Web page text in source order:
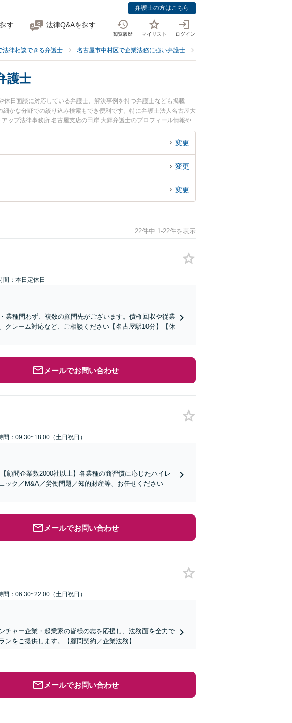
弁護士の方はこちら
す 法律Q&Aを探す
閲覧履歴 マイリスト ログイン
法律相談できる弁護士 名古屋市中村区で企業法務に強い弁護士
護士
日面談に対応している弁護士、解決事例を持つ弁護士なども掲載
かな分野での絞り込み検索もでき便利です。特に弁護士法人名古屋大
ップ法律事務所 名古屋支店の田岸 大輝弁護士のプロフィール情報や
ンスのトラブルを今すぐに弁護士に相談したい』『個人事業主・フリ
スを法律相談できる名古屋市中村区内の弁護士に相談予約したい』な
変更
変更
変更
22件中 1-22件を表示
間：本日定休日
業種問わず、複数の顧問先がございます。債権回収や従業
クレーム対応など、ご相談ください【名古屋駅10分】【休
メールでお問い合わせ
間：09:30~18:00（土日祝日）
顧問企業数2000社以上】各業種の商習慣に応じたハイレ
ック／M&A／労働問題／知的財産等、お任せください
メールでお問い合わせ
間：06:30~22:00（土日祝日）
チャー企業・起業家の皆様の志を応援し、法務面を全力で
をご提供します。【顧問契約／企業法務】
メールでお問い合わせ